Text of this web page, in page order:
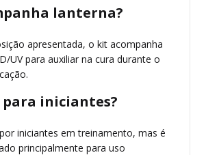
lanterna?
apresentada, o kit acompanha
UV para auxiliar na cura durante o
para iniciantes?
iniciantes em treinamento, mas é
principalmente para uso